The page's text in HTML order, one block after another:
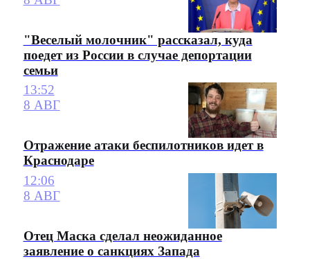
"Веселый молочник" рассказал, куда
поедет из России в случае депортации
семьи
13:52
8 АВГ
Отражение атаки беспилотников идет в
Краснодаре
12:06
8 АВГ
Отец Маска сделал неожиданное
заявление о санкциях Запада